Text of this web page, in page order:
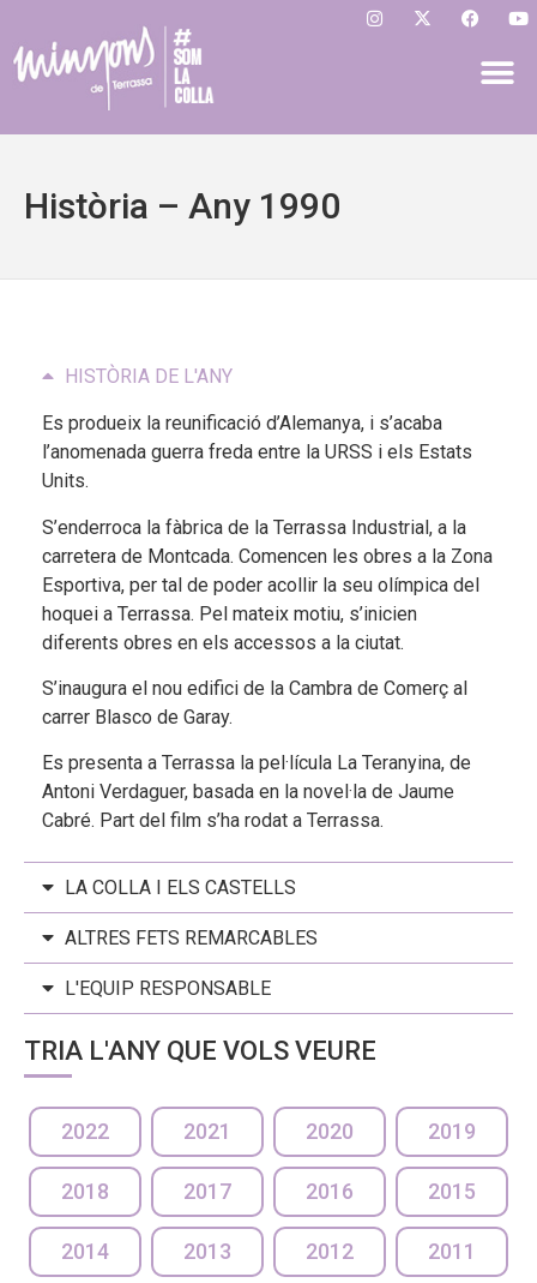
Història – Any 1990
HISTÒRIA DE L'ANY
Es produeix la reunificació d’Alemanya, i s’acaba
l’anomenada guerra freda entre la URSS i els Estats
Units.
S’enderroca la fàbrica de la Terrassa Industrial, a la
carretera de Montcada. Comencen les obres a la Zona
Esportiva, per tal de poder acollir la seu olímpica del
hoquei a Terrassa. Pel mateix motiu, s’inicien
diferents obres en els accessos a la ciutat.
S’inaugura el nou edifici de la Cambra de Comerç al
carrer Blasco de Garay.
Es presenta a Terrassa la pel·lícula La Teranyina, de
Antoni Verdaguer, basada en la novel·la de Jaume
Cabré. Part del film s’ha rodat a Terrassa.
LA COLLA I ELS CASTELLS
ALTRES FETS REMARCABLES
L'EQUIP RESPONSABLE
TRIA L'ANY QUE VOLS VEURE
2022 2021 2020 2019
2018 2017 2016 2015
2014 2013 2012 2011